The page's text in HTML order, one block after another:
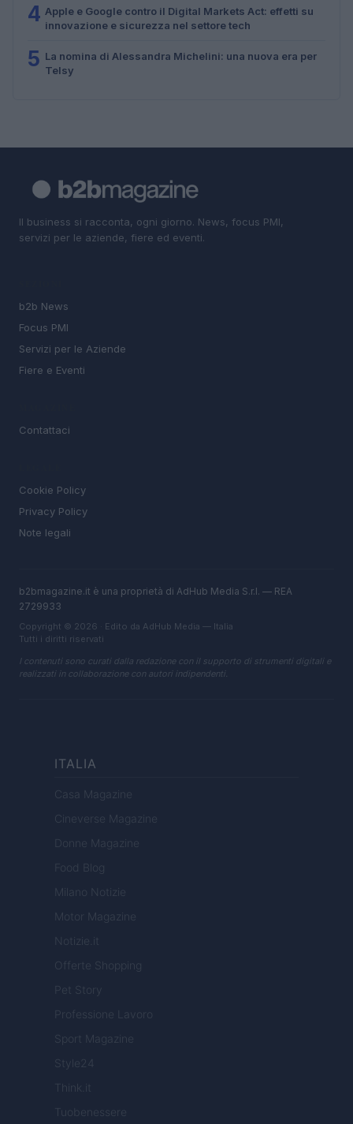
4 Apple e Google contro il Digital Markets Act: effetti su
innovazione e sicurezza nel settore tech
5 La nomina di Alessandra Michelini: una nuova era per
Telsy
Il business si racconta, ogni giorno. News, focus PMI,
servizi per le aziende, fiere ed eventi.
b2b News
Focus PMI
Servizi per le Aziende
Fiere e Eventi
Contattaci
Cookie Policy
Privacy Policy
Note legali
b2bmagazine.it è una proprietà di AdHub Media S.r.l. — REA
2729933
Copyright © 2026 · Edito da AdHub Media — Italia
Tutti i diritti riservati
I contenuti sono curati dalla redazione con il supporto di strumenti digitali e
realizzati in collaborazione con autori indipendenti.
ITALIA
Casa Magazine
Cineverse Magazine
Donne Magazine
Food Blog
Milano Notizie
Motor Magazine
Notizie.it
Offerte Shopping
Pet Story
Professione Lavoro
Sport Magazine
Style24
Think.it
Tuobenessere